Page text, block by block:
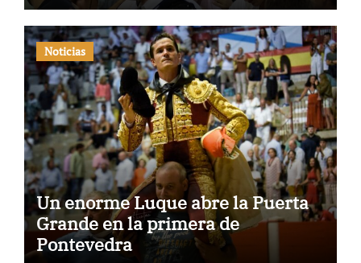
Noticias
Un enorme Luque abre la Puerta
Grande en la primera de
Pontevedra